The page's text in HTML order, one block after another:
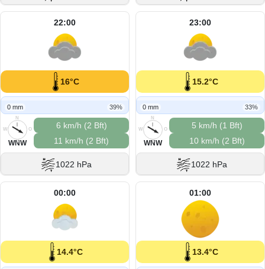
22:00
16°C
0 mm 39%
N
O
S
W
WNW
6 km/h (2 Bft)
11 km/h (2 Bft)
1022 hPa
23:00
15.2°C
0 mm 33%
N
O
S
W
WNW
5 km/h (1 Bft)
10 km/h (2 Bft)
1022 hPa
00:00
14.4°C
01:00
13.4°C